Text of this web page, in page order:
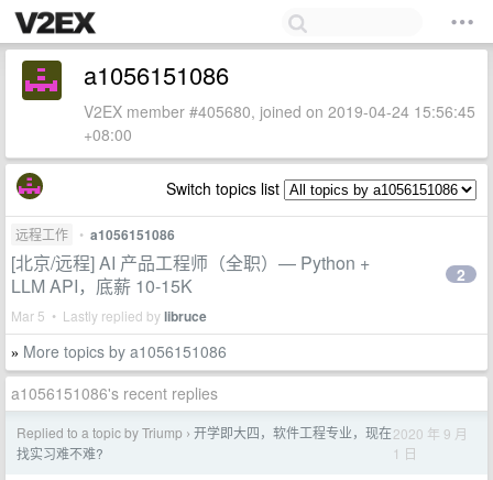
a1056151086
V2EX member #405680, joined on 2019-04-24 15:56:45
+08:00
Switch topics list
远程工作 • a1056151086
[北京/远程] AI 产品工程师（全职）— Python +
LLM API，底薪 10-15K
Mar 5 • Lastly replied bylibruce
2
» More topics by a1056151086
a1056151086's recent replies
Replied to a topic by Triump › 开学即大四，软件工程专业，现在
找实习难不难?
2020 年 9 月
1 日